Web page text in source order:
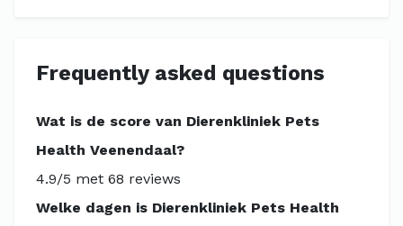
Frequently asked questions
Wat is de score van Dierenkliniek Pets
Health Veenendaal?
4.9/5 met 68 reviews
Welke dagen is Dierenkliniek Pets Health